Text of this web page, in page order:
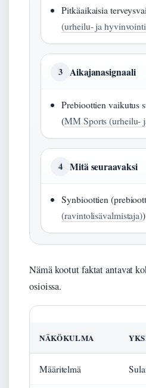
Pitkäaikaisia
(urheilu- ja
3 Aikajanasignaali
Prebioottien vaikutus
(MM Sports (urheilu-
4 Mitä seuraavaksi
Synbioottien
(ravintolisävalmistaja))
Nämä kootut faktat antavat
osioissa.
NÄKÖKULMA
Määritelmä